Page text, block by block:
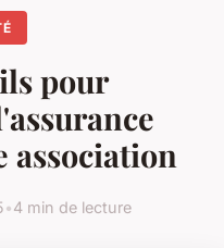
pour
association
•4 min de lecture